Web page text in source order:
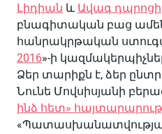
Լիդիան և Ավագ դպրոցի
բնագիտական բաց
հանրակրթական
2016»-ի
Ձեր տարիքն է, ձեր
Նունե Մովսիսյանի
ինձ հետ»